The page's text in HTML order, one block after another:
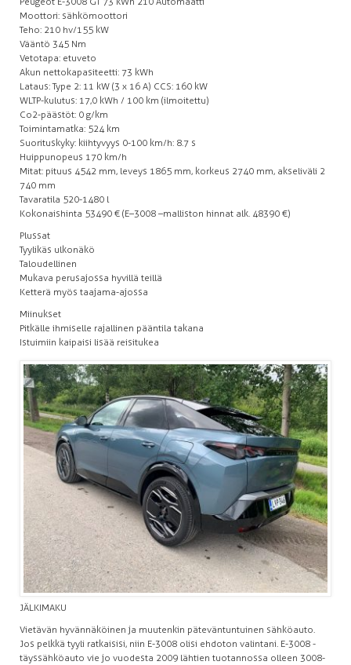
Moottori: sähkömoottori
Teho: 210 hv/155 kW
Vääntö 345 Nm
Vetotapa: etuveto
Akun nettokapasiteetti: 73 kWh
Lataus: Type 2: 11 kW (3 x 16 A) CCS: 160 kW
WLTP-kulutus: 17,0 kWh / 100 km (ilmoitettu)
Co2-päästöt: 0 g/km
Toimintamatka: 524 km
Suorituskyky: kiihtyvyys 0-100 km/h: 8.7 s
Huippunopeus 170 km/h
Mitat: pituus 4542 mm, leveys 1865 mm, korkeus 2740 mm, akseliväli 2
740 mm
Tavaratila 520-1480 l
Kokonaishinta 53 490 € (E–3008 –malliston hinnat alk. 48 390 €)
Plussat
Tyylikäs ulkonäkö
Taloudellinen
Mukava perusajossa hyvillä teillä
Ketterä myös taajama-ajossa
Miinukset
Pitkälle ihmiselle rajallinen pääntila takana
Istuimiin kaipaisi lisää reisitukea
JÄLKIMAKU
Vietävän hyvännäköinen ja muutenkin päteväntuntuinen sähköauto.
Jos pelkkä tyyli ratkaisisi, niin E-3008 olisi ehdoton valintani. E-3008 -
täyssähköauto vie jo vuodesta 2009 lähtien tuotannossa olleen 3008-